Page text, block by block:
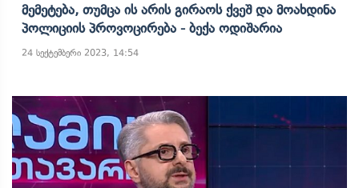
Მემეტება, Თუმცა Ის Არის Გირაოს Ქვეშ Და Მოახდინა
Პოლიციის Პროვოცირება - Ბექა Ოდიშარია
24 სექტემბერი 2023, 14:54